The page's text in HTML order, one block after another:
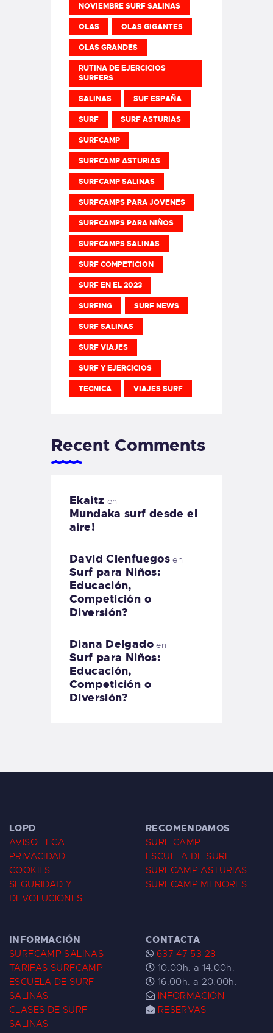
NOVIEMBRE SURF SALINAS
OLAS OLAS GIGANTES
OLAS GRANDES
RUTINA DE EJERCICIOS
SURFERS
SALINAS SUF ESPAÑA
SURF SURF ASTURIAS
SURFCAMP
SURFCAMP ASTURIAS
SURFCAMP SALINAS
SURFCAMPS PARA JOVENES
SURFCAMPS PARA NIÑOS
SURFCAMPS SALINAS
SURF COMPETICION
SURF EN EL 2023
SURFING SURF NEWS
SURF SALINAS
SURF VIAJES
SURF Y EJERCICIOS
TECNICA VIAJES SURF
Recent Comments
Ekaitz en
Mundaka surf desde el
aire!
David Cienfuegos en
Surf para Niños:
Educación,
Competición o
Diversión?
Diana Delgadoen
Surf para Niños:
Educación,
Competición o
Diversión?
LOPD
AVISO LEGAL
PRIVACIDAD
COOKIES
SEGURIDAD Y
DEVOLUCIONES
RECOMENDAMOS
SURF CAMP
ESCUELA DE SURF
SURFCAMP ASTURIAS
SURFCAMP MENORES
INFORMACIÓN
SURFCAMP SALINAS
TARIFAS SURFCAMP
ESCUELA DE SURF
SALINAS
CLASES DE SURF
SALINAS
CONTACTA
637 47 53 28
10:00h. a 14:00h.
16:00h. a 20:00h.
INFORMACIÓN
RESERVAS